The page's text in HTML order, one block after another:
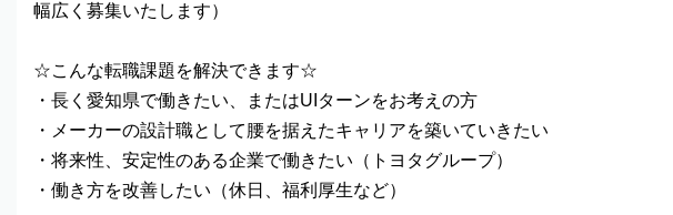
幅広く募集いたします）
☆こんな転職課題を解決できます☆
・長く愛知県で働きたい、またはUIターンをお考えの方
・メーカーの設計職として腰を据えたキャリアを築いていきたい
・将来性、安定性のある企業で働きたい（トヨタグループ）
・働き方を改善したい（休日、福利厚生など）